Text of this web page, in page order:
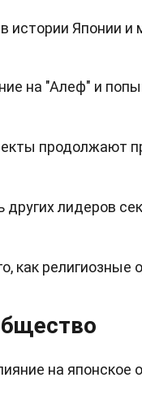
истории Японии и
на "Алеф" и
продолжают
других лидеров
как религиозные
на японское